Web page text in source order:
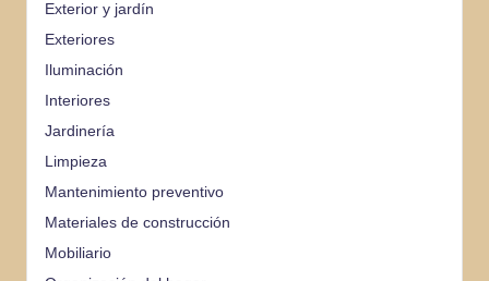
Exterior y jardín
Exteriores
Iluminación
Interiores
Jardinería
Limpieza
Mantenimiento preventivo
Materiales de construcción
Mobiliario